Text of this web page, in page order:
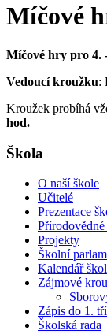
Míčové
Míčové hry pro 4.
Vedoucí kroužku:
Kroužek probíhá
hod.
Škola
O naší škole
Učitelé
Prezentace
Projekty
Školní
Kalendář
Zájmové
Zápis do 1.
Školská rada